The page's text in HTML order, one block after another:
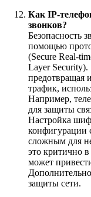
Как IP-
звонков?
Безопасность
помощью
(Secure Real-
Layer
предотвращая
трафик,
Например,
для защиты
Настройка
конфигурации
сложным для
это критично
может
защиты сети.